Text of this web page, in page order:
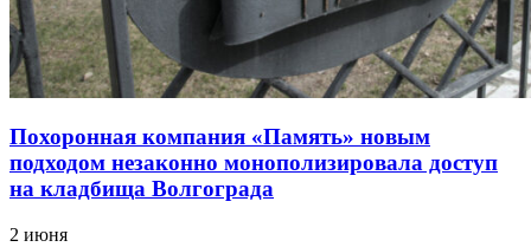
Похоронная компания «Память» новым
подходом незаконно монополизировала доступ
на кладбища Волгограда
2 июня